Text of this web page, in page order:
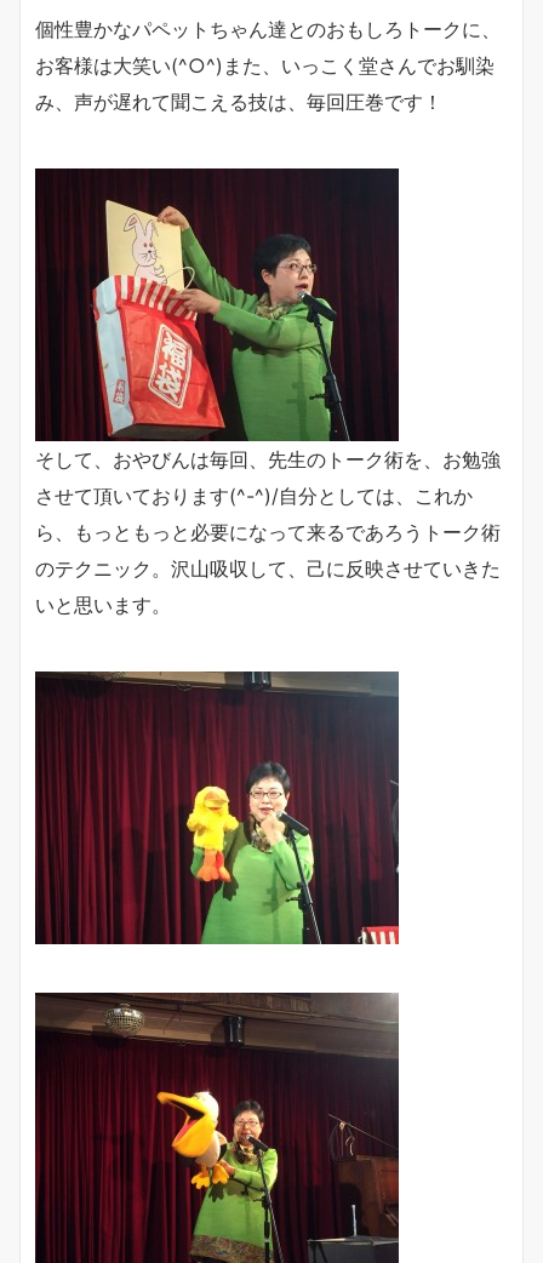
個性豊かなパペットちゃん達とのおもしろトークに、
お客様は大笑い(^○^)また、いっこく堂さんでお馴染
み、声が遅れて聞こえる技は、毎回圧巻です！
そして、おやびんは毎回、先生のトーク術を、お勉強
させて頂いております(^-^)/自分としては、これか
ら、もっともっと必要になって来るであろうトーク術
のテクニック。沢山吸収して、己に反映させていきた
いと思います。